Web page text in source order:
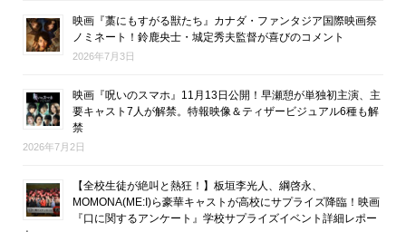
映画『藁にもすがる獣たち』カナダ・ファンタジア国際映画祭
ノミネート！鈴鹿央士・城定秀夫監督が喜びのコメント
2026年7月3日
映画『呪いのスマホ』11月13日公開！早瀬憩が単独初主演、主
要キャスト7人が解禁。特報映像＆ティザービジュアル6種も解
禁
2026年7月2日
【全校生徒が絶叫と熱狂！】板垣李光人、綱啓永、
MOMONA(ME:I)ら豪華キャストが高校にサプライズ降臨！映画
『口に関するアンケート』学校サプライズイベント詳細レポー